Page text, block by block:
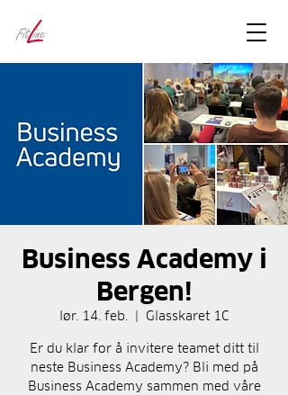
Business Academy i
Bergen!
lør. 14. feb.
  |
Glasskaret 1C
Er du klar for å invitere teamet ditt til
neste Business Academy? Bli med på
Business Academy sammen med våre